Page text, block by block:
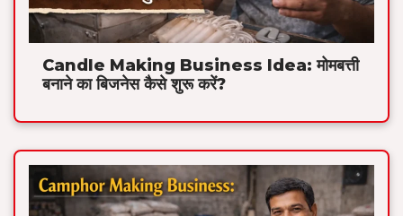
Candle Making Business Idea: मोमबत्ती
बनाने का बिजनेस कैसे शुरू करें?